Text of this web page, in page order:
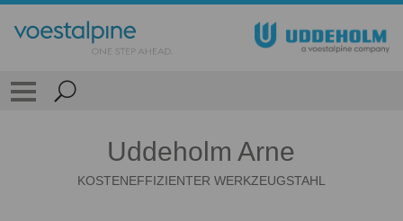
Uddeholm Arne
KOSTENEFFIZIENTER WERKZEUGSTAHL